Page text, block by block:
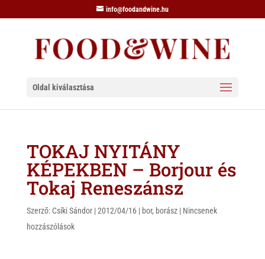
info@foodandwine.hu
Oldal kiválasztása
TOKAJ NYITÁNY
KÉPEKBEN – Borjour és
Tokaj Reneszánsz
Szerző: Csíki Sándor|2012/04/16| bor, borász| Nincsenek
hozzászólások